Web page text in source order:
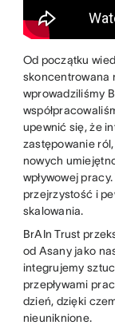
Od początku
skoncentrowana
wprowadziliśmy
upewnić się, że
zastępowanie
nowych
wpływowej
przejrzystość i
skalowania.
BrAIn Trust
od Asany jako
integrujemy
przepływami
dzień, dzięki
nieuniknione.